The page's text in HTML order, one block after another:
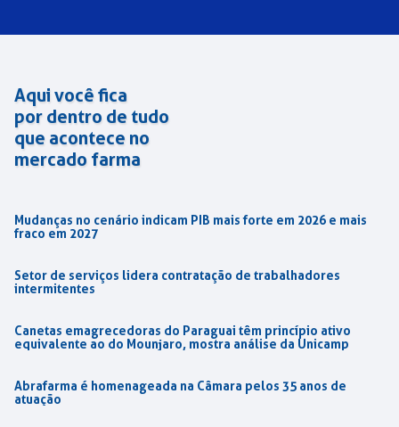
Aqui você fica
por dentro de tudo
que acontece no
mercado farma
Mudanças no cenário indicam PIB mais forte em 2026 e mais
fraco em 2027
Setor de serviços lidera contratação de trabalhadores
intermitentes
Canetas emagrecedoras do Paraguai têm princípio ativo
equivalente ao do Mounjaro, mostra análise da Unicamp
Abrafarma é homenageada na Câmara pelos 35 anos de
atuação